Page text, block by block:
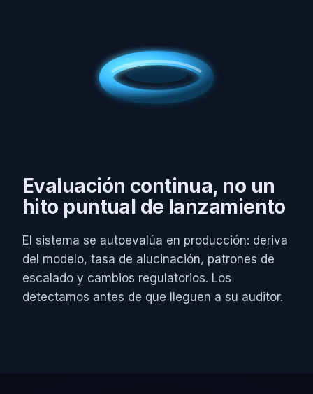
Evaluación continua, no un
hito puntual de lanzamiento
El sistema se autoevalúa en producción: deriva
del modelo, tasa de alucinación, patrones de
escalado y cambios regulatorios. Los
detectamos antes de que lleguen a su auditor.